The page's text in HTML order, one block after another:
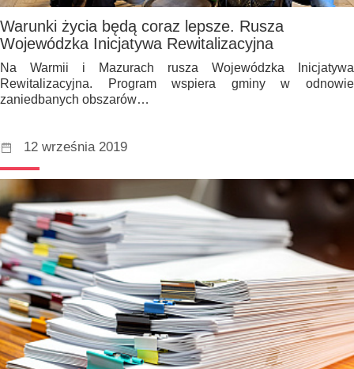
Warunki życia będą coraz lepsze. Rusza
Wojewódzka Inicjatywa Rewitalizacyjna
Na Warmii i Mazurach rusza Wojewódzka Inicjatywa
Rewitalizacyjna. Program wspiera gminy w odnowie
zaniedbanych obszarów…
12 września 2019